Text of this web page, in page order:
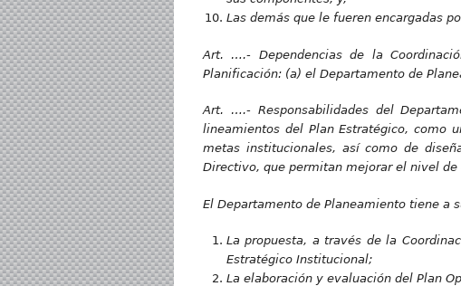
Las demás que le fueren encargadas
Art. ….- Dependencias de la
Planificación: (a) el Departamento de
Art. ….- Responsabilidades del
lineamientos del Plan Estratégico, como
metas institucionales, así como de
Directivo, que permitan mejorar el nivel
El Departamento de Planeamiento tiene a
La propuesta, a través de la
Estratégico Institucional;
La elaboración y evaluación del Plan